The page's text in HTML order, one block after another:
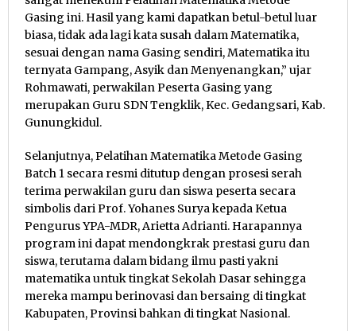
Gasing ini. Hasil yang kami dapatkan betul-betul luar
biasa, tidak ada lagi kata susah dalam Matematika,
sesuai dengan nama Gasing sendiri, Matematika itu
ternyata Gampang, Asyik dan Menyenangkan,” ujar
Rohmawati, perwakilan Peserta Gasing yang
merupakan Guru SDN Tengklik, Kec. Gedangsari, Kab.
Gunungkidul.
Selanjutnya, Pelatihan Matematika Metode Gasing
Batch 1 secara resmi ditutup dengan prosesi serah
terima perwakilan guru dan siswa peserta secara
simbolis dari Prof. Yohanes Surya kepada Ketua
Pengurus YPA-MDR, Arietta Adrianti. Harapannya
program ini dapat mendongkrak prestasi guru dan
siswa, terutama dalam bidang ilmu pasti yakni
matematika untuk tingkat Sekolah Dasar sehingga
mereka mampu berinovasi dan bersaing di tingkat
Kabupaten, Provinsi bahkan di tingkat Nasional.